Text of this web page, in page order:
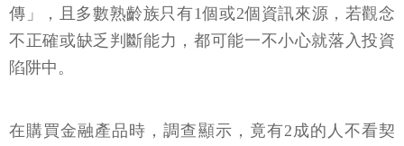
傳」，且多數熟齡族只有1個或2個資訊來源，若觀念
不正確或缺乏判斷能力，都可能一不小心就落入投資
陷阱中。
在購買金融產品時，調查顯示，竟有2成的人不看契